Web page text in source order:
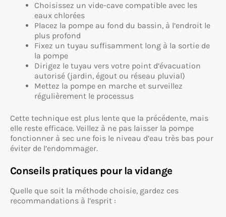
Choisissez un vide-cave compatible avec les
eaux chlorées
Placez la pompe au fond du bassin, à l’endroit le
plus profond
Fixez un tuyau suffisamment long à la sortie de
la pompe
Dirigez le tuyau vers votre point d’évacuation
autorisé (jardin, égout ou réseau pluvial)
Mettez la pompe en marche et surveillez
régulièrement le processus
Cette technique est plus lente que la précédente, mais
elle reste efficace. Veillez à ne pas laisser la pompe
fonctionner à sec une fois le niveau d’eau très bas pour
éviter de l’endommager.
Conseils pratiques pour la vidange
Quelle que soit la méthode choisie, gardez ces
recommandations à l’esprit :